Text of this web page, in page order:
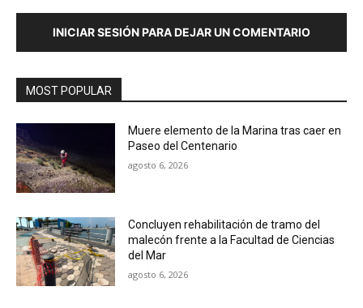
INICIAR SESIÓN PARA DEJAR UN COMENTARIO
MOST POPULAR
Muere elemento de la Marina tras caer en
Paseo del Centenario
agosto 6, 2026
Concluyen rehabilitación de tramo del
malecón frente a la Facultad de Ciencias
del Mar
agosto 6, 2026